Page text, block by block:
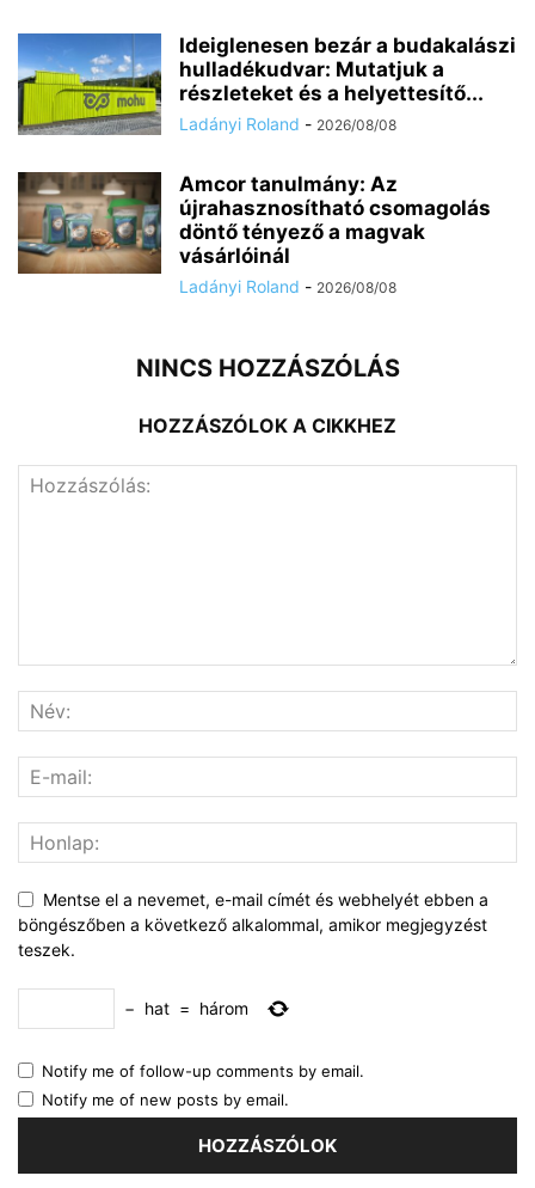
Ideiglenesen bezár a budakalászi
hulladékudvar: Mutatjuk a
részleteket és a helyettesítő...
Ladányi Roland - 2026/08/08
Amcor tanulmány: Az
újrahasznosítható csomagolás
döntő tényező a magvak
vásárlóinál
Ladányi Roland - 2026/08/08
NINCS HOZZÁSZÓLÁS
HOZZÁSZÓLOK A CIKKHEZ
Mentse el a nevemet, e-mail címét és webhelyét ebben a
böngészőben a következő alkalommal, amikor megjegyzést
teszek.
− hat = három
Notify me of follow-up comments by email.
Notify me of new posts by email.